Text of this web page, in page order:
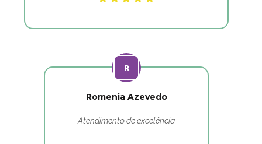
Romenia Azevedo
Atendimento de excelência